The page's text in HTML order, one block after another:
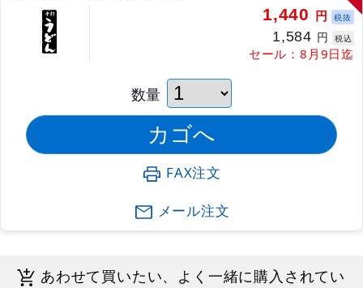
1,440 円 税抜
1,584 円 税込
セール：8月9日迄
数量
FAX注文
メール注文
あわせて買いたい、よく一緒に購入されてい